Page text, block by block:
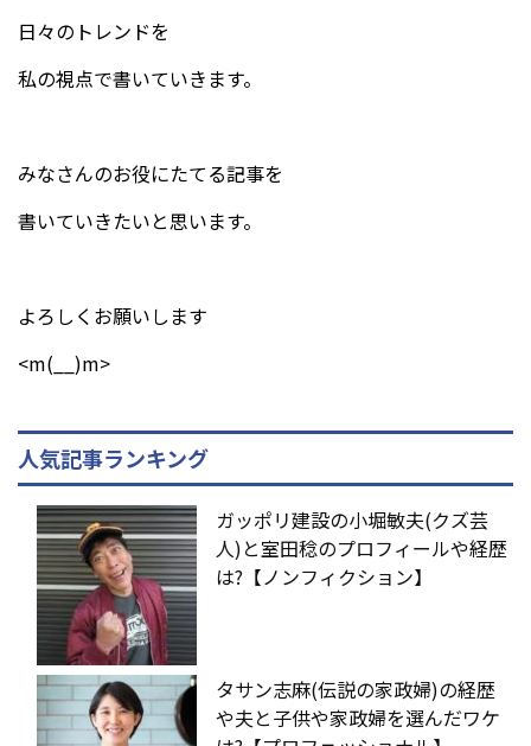
日々のトレンドを
私の視点で書いていきます。
みなさんのお役にたてる記事を
書いていきたいと思います。
よろしくお願いします
<m(__)m>
人気記事ランキング
ガッポリ建設の小堀敏夫(クズ芸
人)と室田稔のプロフィールや経歴
は?【ノンフィクション】
タサン志麻(伝説の家政婦)の経歴
や夫と子供や家政婦を選んだワケ